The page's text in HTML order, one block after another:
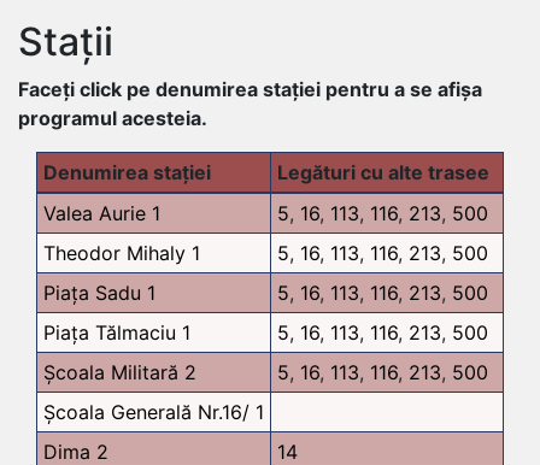
Stații
Faceți click pe denumirea stației pentru a se afișa
programul acesteia.
Denumirea stației
Legături cu alte trasee
Valea Aurie 1
5, 16, 113, 116, 213, 500
Theodor Mihaly 1
5, 16, 113, 116, 213, 500
Piața Sadu 1
5, 16, 113, 116, 213, 500
Piața Tălmaciu 1
5, 16, 113, 116, 213, 500
Școala Militară 2
5, 16, 113, 116, 213, 500
Școala Generală Nr.16/ 1
Dima 2
14